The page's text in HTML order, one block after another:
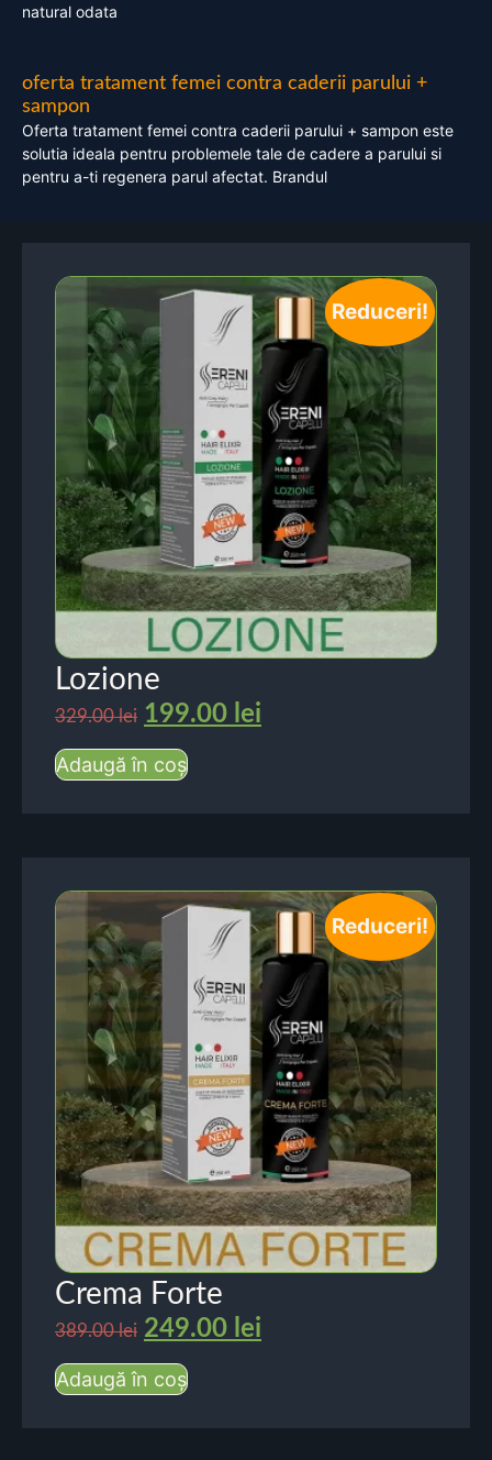
natural odata
oferta tratament femei contra caderii parului +
sampon
Oferta tratament femei contra caderii parului + sampon este
solutia ideala pentru problemele tale de cadere a parului si
pentru a-ti regenera parul afectat. Brandul
Reduceri!
Lozione
329.00lei 199.00 lei
Adaugă în coș
Reduceri!
Crema Forte
389.00lei 249.00 lei
Adaugă în coș